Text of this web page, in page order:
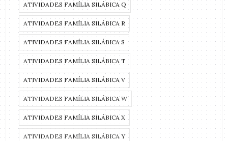
ATIVIDADES FAMÍLIA SILÁBICA Q
ATIVIDADES FAMÍLIA SILÁBICA R
ATIVIDADES FAMÍLIA SILÁBICA S
ATIVIDADES FAMÍLIA SILÁBICA T
ATIVIDADES FAMÍLIA SILÁBICA V
ATIVIDADES FAMÍLIA SILÁBICA W
ATIVIDADES FAMÍLIA SILÁBICA X
ATIVIDADES FAMÍLIA SILÁBICA Y